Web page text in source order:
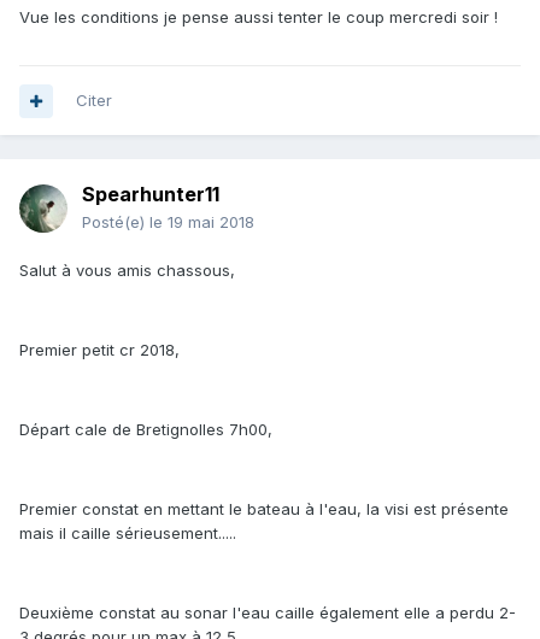
Vue les conditions je pense aussi tenter le coup mercredi soir !
Citer
Spearhunter11
Posté(e) le 19 mai 2018
Salut à vous amis chassous,
Premier petit cr 2018,
Départ cale de Bretignolles 7h00,
Premier constat en mettant le bateau à l'eau, la visi est présente
mais il caille sérieusement.....
Deuxième constat au sonar l'eau caille également elle a perdu 2-